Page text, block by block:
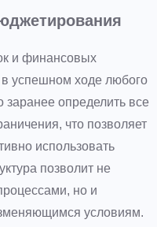
и финансовых
в успешном ходе любого
определить все
что позволяет
использовать
позволит не
но и
условиям.